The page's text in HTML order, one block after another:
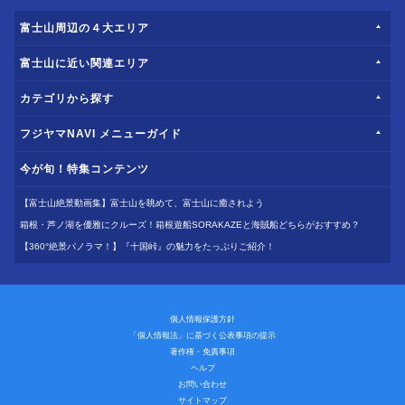
富士山周辺の４大エリア
富士山に近い関連エリア
カテゴリから探す
フジヤマNAVI メニューガイド
今が旬！特集コンテンツ
【富士山絶景動画集】富士山を眺めて、富士山に癒されよう
箱根・芦ノ湖を優雅にクルーズ！箱根遊船SORAKAZEと海賊船どちらがおすすめ？
【360°絶景パノラマ！】『十国峠』の魅力をたっぷりご紹介！
個人情報保護方針
「個人情報法」に基づく公表事項の提示
著作権・免責事項
ヘルプ
お問い合わせ
サイトマップ